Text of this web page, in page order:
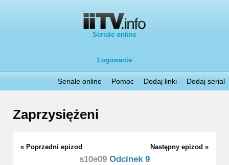
Seriale online
Logowanie
Seriale online Pomoc Dodaj linki Dodaj serial
Zaprzysiężeni
« Poprzedni epizod Następny epizod »
s10e09 Odcinek 9